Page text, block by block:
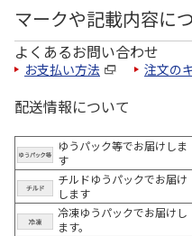
マークや記載内容に
よくあるお問い合わせ
お支払い方法 注文の
配送情報について
ゆうパック等でお届けしま
す
チルドゆうパックでお届け
します
冷凍ゆうパックでお届けし
ます。